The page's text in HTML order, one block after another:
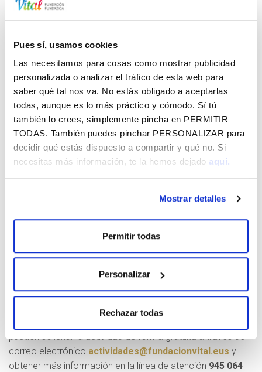
Pues sí, usamos cookies
Las necesitamos para cosas como mostrar publicidad
personalizada o analizar el tráfico de esta web para
saber qué tal nos va. No estás obligado a aceptarlas
todas, aunque es lo más práctico y cómodo. Sí tú
también lo crees, simplemente pincha en PERMITIR
TODAS. También puedes pinchar PERSONALIZAR para
decidir qué estás dispuesto a compartir y qué no. Si
necesitas más información, te la hemos dejado aquí.
Mostrar detalles
Permitir todas
Personalizar
Rechazar todas
360 grados, 6 metros de diámetro de base y 3 metros de
altura, que se instala en los propios centros educativos con
materiales y herramientas de última generación.
Solicitud
pueden solicitar la actividad de forma gratuita a través del
correo electrónico actividades@fundacionvital.eus y
obtener más información en la línea de atención 945 064